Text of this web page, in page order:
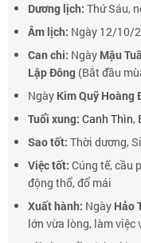
Dương lịch: Thứ Sáu,
Âm lịch: Ngày 12/10/
Can chi: Ngày Mậu
Lập Đông (Bắt đầu
Ngày Kim Quỹ Hoàng
Tuổi xung: Canh Thìn,
Sao tốt: Thời dương,
Việc tốt: Cúng tế, cầu
động thổ, đổ mái
Xuất hành: Ngày Hảo
lớn vừa lòng, làm việc